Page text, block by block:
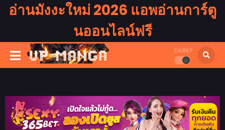
อ่านมังงะใหม่ 2026 แอพอ่านการ์ตู
นออนไลน์ฟรี
DARK?